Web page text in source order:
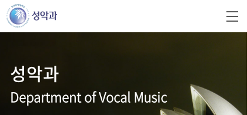
성악과
Department of Vocal Music